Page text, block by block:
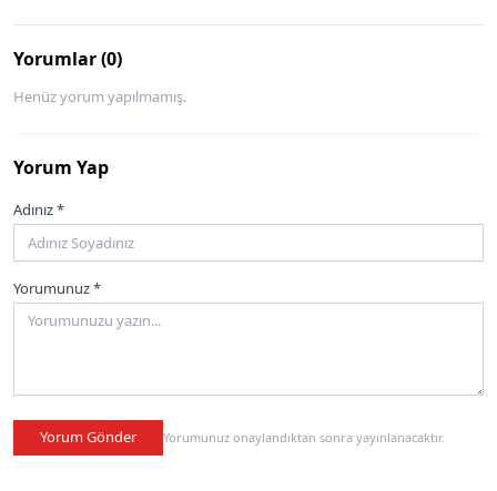
Yorumlar (0)
Henüz yorum yapılmamış.
Yorum Yap
Adınız *
Yorumunuz *
Yorum Gönder Yorumunuz onaylandıktan sonra yayınlanacaktır.